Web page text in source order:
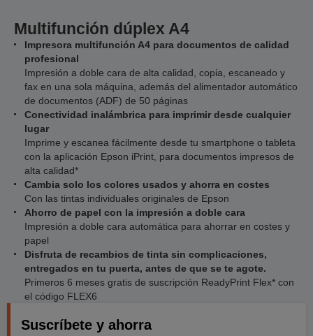
Multifunción dúplex A4
Impresora multifunción A4 para documentos de calidad
profesional
Impresión a doble cara de alta calidad, copia, escaneado y
fax en una sola máquina, además del alimentador automático
de documentos (ADF) de 50 páginas
Conectividad inalámbrica para imprimir desde cualquier
lugar
Imprime y escanea fácilmente desde tu smartphone o tableta
con la aplicación Epson iPrint, para documentos impresos de
alta calidad*
Cambia solo los colores usados y ahorra en costes
Con las tintas individuales originales de Epson
Ahorro de papel con la impresión a doble cara
Impresión a doble cara automática para ahorrar en costes y
papel
Disfruta de recambios de tinta sin complicaciones,
entregados en tu puerta, antes de que se te agote.
Primeros 6 meses gratis de suscripción ReadyPrint Flex* con
el código FLEX6
Suscríbete y ahorra